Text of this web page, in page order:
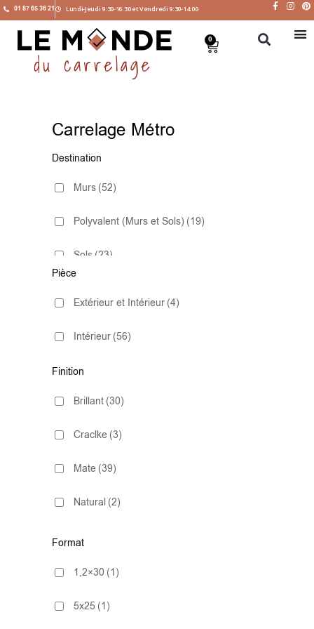
01 87 65 36 21 Lundi-Jeudi 9:30-16:30 et Vendredi 9:30-14:00
0
Carrelage Métro
Destination
Murs (52)
Polyvalent (Murs et Sols) (19)
Sols (23)
Pièce
Extérieur et Intérieur (4)
Intérieur (56)
Finition
Brillant (30)
Craclke (3)
Mate (39)
Natural (2)
Satiné
Format
1,2×30 (1)
5x25 (1)